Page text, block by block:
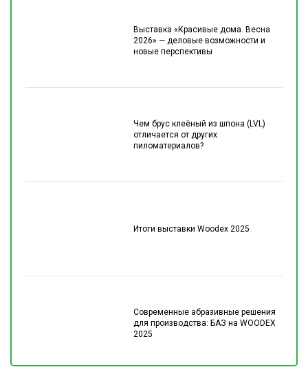
Выставка «Красивые дома. Весна
2026» — деловые возможности и
новые перспективы
Чем брус клеёный из шпона (LVL)
отличается от других
пиломатериалов?
Итоги выставки Woodex 2025
Современные абразивные решения
для производства: БАЗ на WOODEX
2025